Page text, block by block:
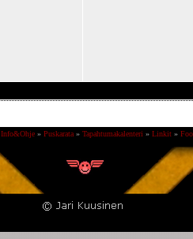
Info&Ohje» Puskarata» Tapahtumakalenteri » Linkit»